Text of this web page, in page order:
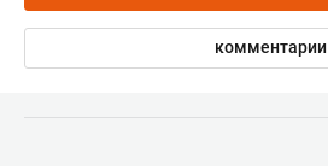
комментарии